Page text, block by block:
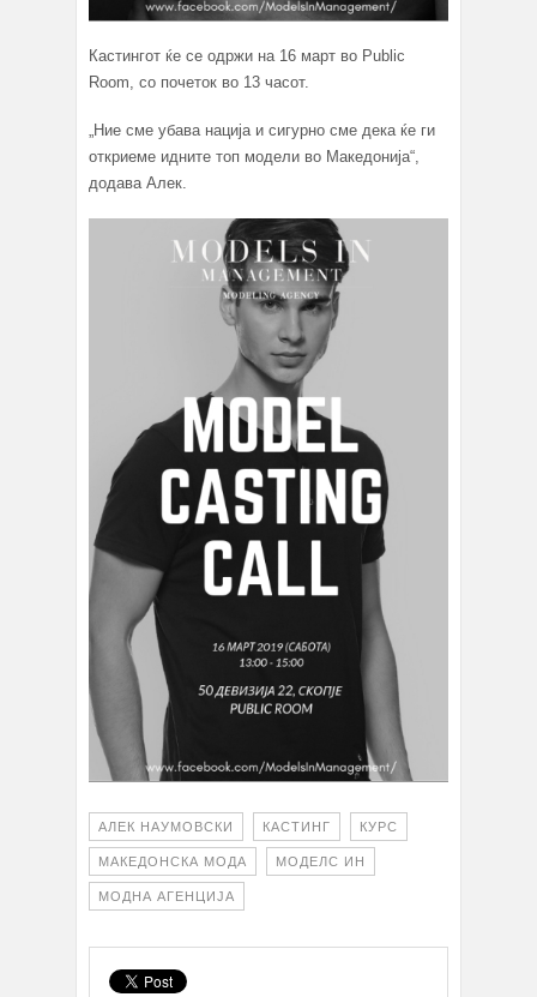
Кастингот ќе се одржи на 16 март во Public
Room, со почеток во 13 часот.
„Ние сме убава нација и сигурно сме дека ќе ги
откриеме идните топ модели во Македонија“,
додава Алек.
АЛЕК НАУМОВСКИ КАСТИНГ КУРС
МАКЕДОНСКА МОДА МОДЕЛС ИН
МОДНА АГЕНЦИЈА